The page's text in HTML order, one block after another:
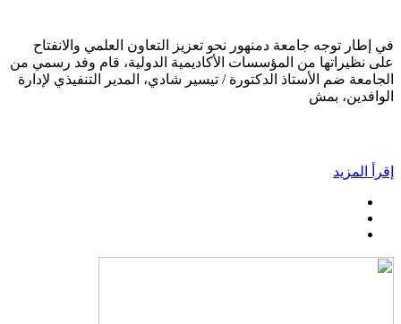
في إطار توجه جامعة دمنهور نحو تعزيز التعاون العلمي والانفتاح
على نظيراتها من المؤسسات الأكاديمية الدولية، قام وفد رسمي من
الجامعة ضم الأستاذ الدكتورة / تيسير شادي، المدير التنفيذي لإدارة
الوافدين، بمش
إقرأ المزيد